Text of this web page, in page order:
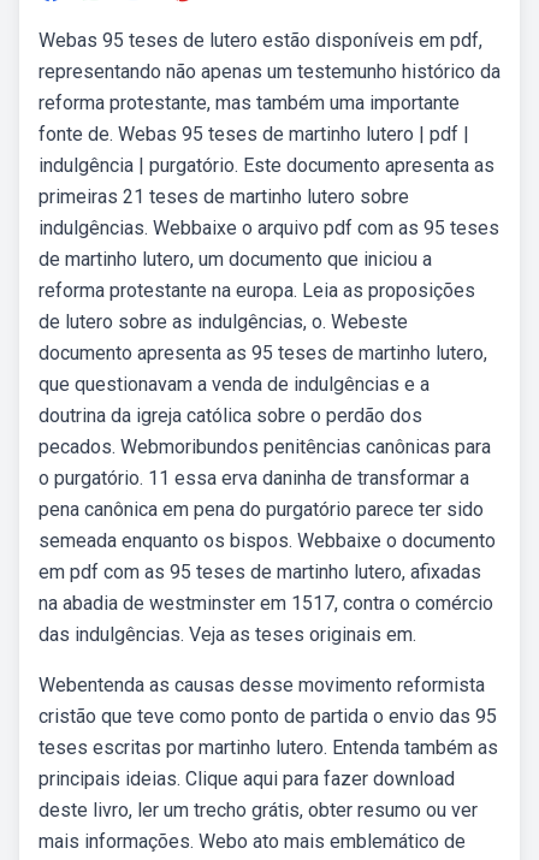
Webas 95 teses de lutero estão disponíveis em pdf,
representando não apenas um testemunho histórico da
reforma protestante, mas também uma importante
fonte de. Webas 95 teses de martinho lutero | pdf |
indulgência | purgatório. Este documento apresenta as
primeiras 21 teses de martinho lutero sobre
indulgências. Webbaixe o arquivo pdf com as 95 teses
de martinho lutero, um documento que iniciou a
reforma protestante na europa. Leia as proposições
de lutero sobre as indulgências, o. Webeste
documento apresenta as 95 teses de martinho lutero,
que questionavam a venda de indulgências e a
doutrina da igreja católica sobre o perdão dos
pecados. Webmoribundos penitências canônicas para
o purgatório. 11 essa erva daninha de transformar a
pena canônica em pena do purgatório parece ter sido
semeada enquanto os bispos. Webbaixe o documento
em pdf com as 95 teses de martinho lutero, afixadas
na abadia de westminster em 1517, contra o comércio
das indulgências. Veja as teses originais em.
Webentenda as causas desse movimento reformista
cristão que teve como ponto de partida o envio das 95
teses escritas por martinho lutero. Entenda também as
principais ideias. Clique aqui para fazer download
deste livro, ler um trecho grátis, obter resumo ou ver
mais informações. Webo ato mais emblemático de